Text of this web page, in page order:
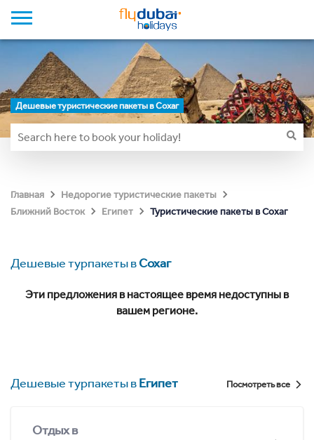
Дешевые туристические пакеты в Сохаг
Главная
Недорогие туристические пакеты
Ближний Восток
Египет Туристические пакеты в Сохаг
Дешевые турпакеты вСохаг
Эти предложения в настоящее время недоступны в
вашем регионе.
Дешевые турпакеты вЕгипет Посмотреть все
Отдых в